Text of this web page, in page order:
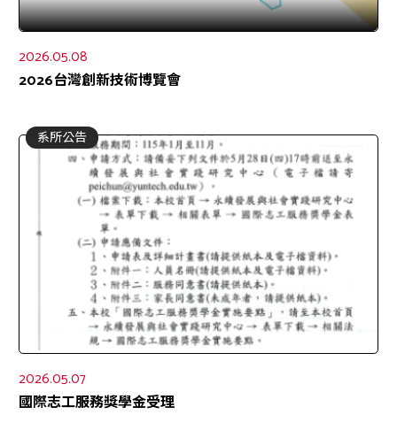
2026.05.08
2026台灣創新技術博覽會
系所公告
2026.05.07
國際志工服務獎學金受理